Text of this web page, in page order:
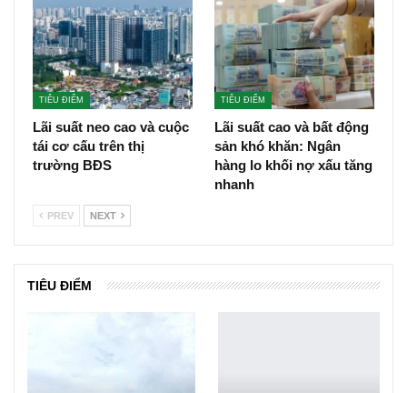
TIÊU ĐIỂM
Lãi suất neo cao và cuộc
tái cơ cấu trên thị
trường BĐS
TIÊU ĐIỂM
Lãi suất cao và bất động
sản khó khăn: Ngân
hàng lo khối nợ xấu tăng
nhanh
PREV NEXT
TIÊU ĐIỂM